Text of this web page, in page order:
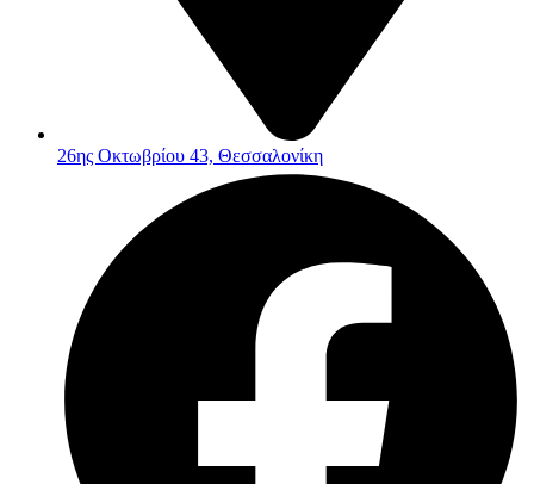
26ης Οκτωβρίου 43, Θεσσαλονίκη